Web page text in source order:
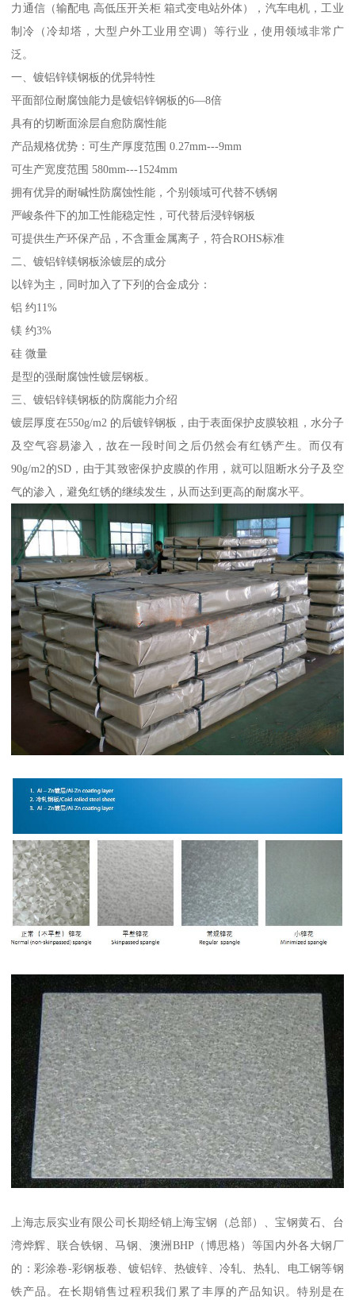
力通信（输配电 高低压开关柜 箱式变电站外体），汽车电机，工业
制冷（冷却塔，大型户外工业用空调）等行业，使用领域非常广
泛。
一、镀铝锌镁钢板的优异特性
平面部位耐腐蚀能力是镀铝锌钢板的6—8倍
具有的切断面涂层自愈防腐性能
产品规格优势：可生产厚度范围 0.27mm---9mm
可生产宽度范围 580mm---1524mm
拥有优异的耐碱性防腐蚀性能，个别领域可代替不锈钢
严峻条件下的加工性能稳定性，可代替后浸锌钢板
可提供生产环保产品，不含重金属离子，符合ROHS标准
二、镀铝锌镁钢板涂镀层的成分
以锌为主，同时加入了下列的合金成分：
铝 约11%
镁 约3%
硅 微量
是型的强耐腐蚀性镀层钢板。
三、镀铝锌镁钢板的防腐能力介绍
镀层厚度在550g/m2 的后镀锌钢板，由于表面保护皮膜较粗，水分子
及空气容易渗入，故在一段时间之后仍然会有红锈产生。而仅有
90g/m2的SD，由于其致密保护皮膜的作用，就可以阻断水分子及空
气的渗入，避免红锈的继续发生，从而达到更高的耐腐水平。
上海志辰实业有限公司长期经销上海宝钢（总部）、宝钢黄石、台
湾烨辉、联合铁钢、马钢、澳洲BHP（博思格）等国内外各大钢厂
的：彩涂卷-彩钢板卷、镀铝锌、热镀锌、冷轧、热轧、电工钢等钢
铁产品。在长期销售过程积我们累了丰厚的产品知识。特别是在